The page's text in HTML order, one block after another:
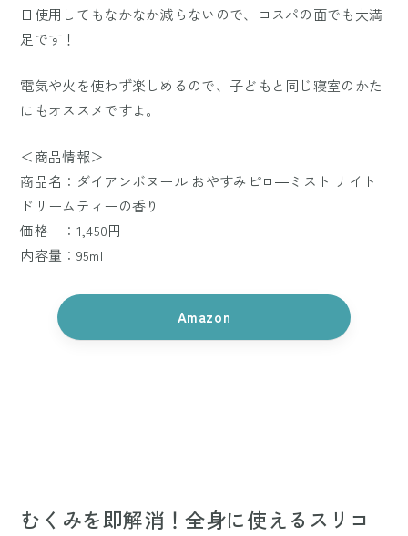
日使用してもなかなか減らないので、コスパの面でも大満
足です！
電気や火を使わず楽しめるので、子どもと同じ寝室のかた
にもオススメですよ。
＜商品情報＞
商品名：ダイアンボヌール おやすみピロ―ミスト ナイト
ドリームティーの香り
価格 ：1,450円
内容量：95ml
Amazon
むくみを即解消！全身に使えるスリコ